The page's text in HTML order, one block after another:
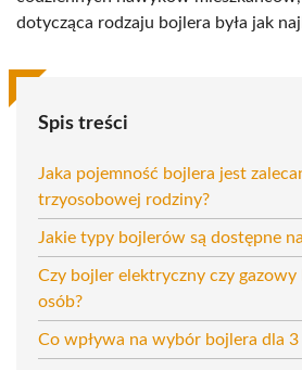
dotycząca rodzaju bojlera była jak
Spis treści
Jaka pojemność bojlera jest
trzyosobowej rodziny?
Jakie typy bojlerów są dostępne
Czy bojler elektryczny czy gazowy
osób?
Co wpływa na wybór bojlera dla 3